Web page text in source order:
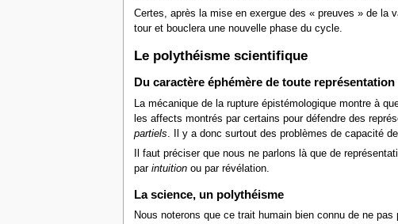
Certes, après la mise en exergue des « preuves »de la
tour et bouclera une nouvelle phase du cycle.
Le polythéisme scientifique
Du caractère éphémère de toute
La mécanique de la rupture épistémologique montre à
les affects montrés par certains pour défendre des
partiels . Il y a donc surtout des problèmes de capacité
Il faut préciser que nous ne parlons là que de
par intuitionou par révélation.
La science, un polythéisme
Nous noterons que ce trait humain bien connu de ne